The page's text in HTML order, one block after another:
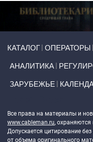
КАТАЛОГ ОПЕРАТОРЫ
АНАЛИТИКА
ЗАРУБЕЖЬЕ
Все права на материалы и
www.cableman.ru, охраняются
Допускается цитирование
от объема оригинального